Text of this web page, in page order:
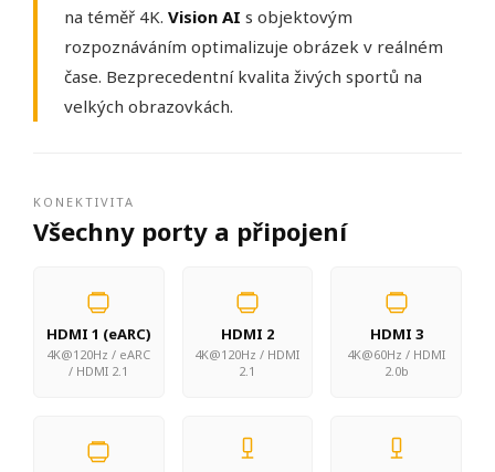
na téměř 4K. Vision AI s objektovým
rozpoznáváním optimalizuje obrázek v reálném
čase. Bezprecedentní kvalita živých sportů na
velkých obrazovkách.
KONEKTIVITA
Všechny porty a připojení
HDMI 1 (eARC)
4K@120Hz / eARC
/ HDMI 2.1
HDMI 2
4K@120Hz / HDMI
2.1
HDMI 3
4K@60Hz / HDMI
2.0b